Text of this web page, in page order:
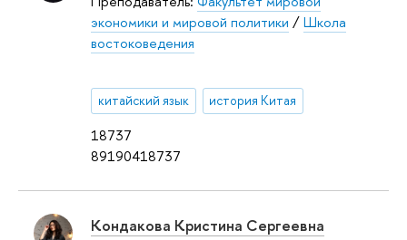
18737
89190418737
экономики и мировой политики /Школа
востоковедения
китайский язык история Китая
Кондакова Кристина Сергеевна